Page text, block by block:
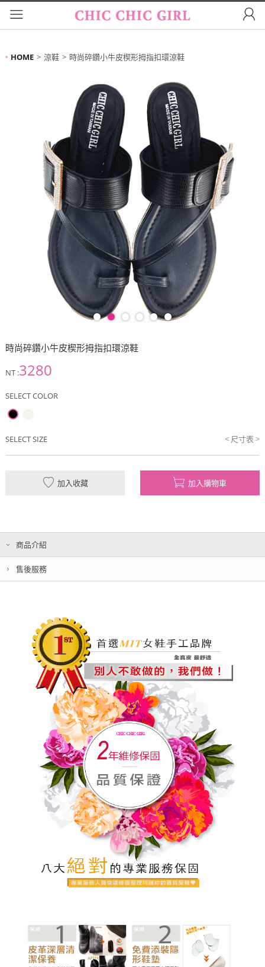
HOME 涼鞋 時尚碎鑽小牛皮楔形拇指扣環涼鞋
時尚碎鑽小牛皮楔形拇指扣環涼鞋
NT :3280
SELECT COLOR
< 尺寸表 >
SELECT SIZE
加入收藏 加入購物車
商品介紹
售後服務